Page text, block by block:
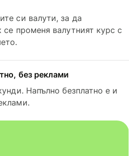
си валути, за да
се променя валутният курс с
без реклами
Напълно безплатно е и